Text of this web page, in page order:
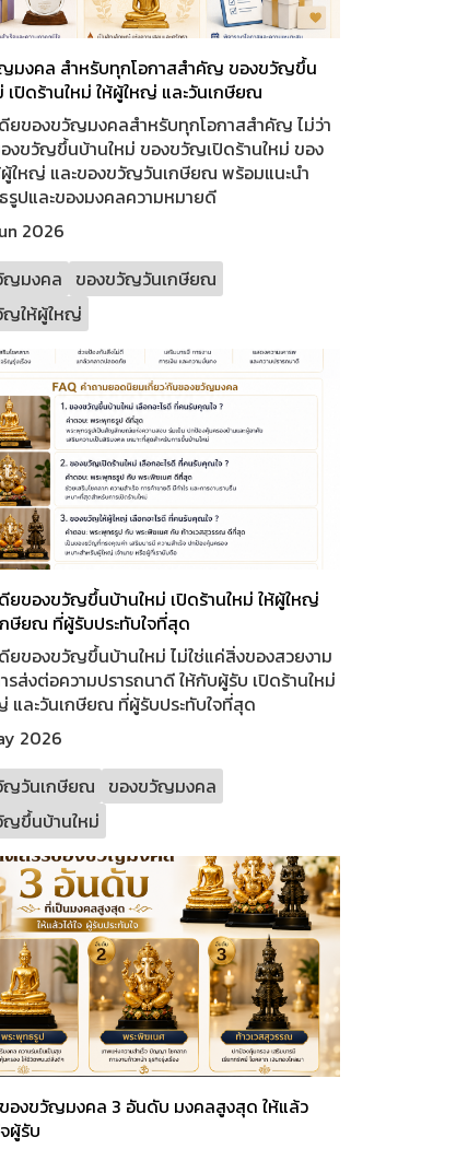
มงคล สำหรับทุกโอกาสสำคัญ ของขวัญขึ้น
เปิดร้านใหม่ ให้ผู้ใหญ่ และวันเกษียณ
ดียของขวัญมงคลสำหรับทุกโอกาสสำคัญ ไม่ว่า
องขวัญขึ้นบ้านใหม่ ของขวัญเปิดร้านใหม่ ของ
ใหญ่ และของขวัญวันเกษียณ พร้อมแนะนำ
รูปและของมงคลความหมายดี
2026
ญมงคล ของขวัญวันเกษียณ
ญให้ผู้ใหญ่
ดียของขวัญขึ้นบ้านใหม่ เปิดร้านใหม่ ให้ผู้ใหญ่
กษียณ ที่ผู้รับประทับใจที่สุด
ดียของขวัญขึ้นบ้านใหม่ ไม่ใช่แค่สิ่งของสวยงาม
รส่งต่อความปรารถนาดี ให้กับผู้รับ เปิดร้านใหม่
และวันเกษียณ ที่ผู้รับประทับใจที่สุด
2026
ญวันเกษียณ ของขวัญมงคล
ญขึ้นบ้านใหม่
องขวัญมงคล 3 อันดับ มงคลสูงสุด ให้แล้ว
ผู้รับ